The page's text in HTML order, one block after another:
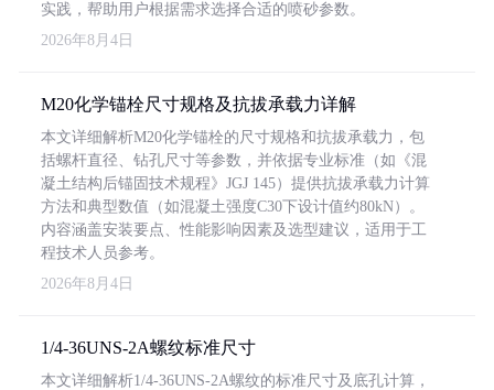
实践，帮助用户根据需求选择合适的喷砂参数。
2026年8月4日
M20化学锚栓尺寸规格及抗拔承载力详解
本文详细解析M20化学锚栓的尺寸规格和抗拔承载力，包
括螺杆直径、钻孔尺寸等参数，并依据专业标准（如《混
凝土结构后锚固技术规程》JGJ 145）提供抗拔承载力计算
方法和典型数值（如混凝土强度C30下设计值约80kN）。
内容涵盖安装要点、性能影响因素及选型建议，适用于工
程技术人员参考。
2026年8月4日
1/4-36UNS-2A螺纹标准尺寸
本文详细解析1/4-36UNS-2A螺纹的标准尺寸及底孔计算，